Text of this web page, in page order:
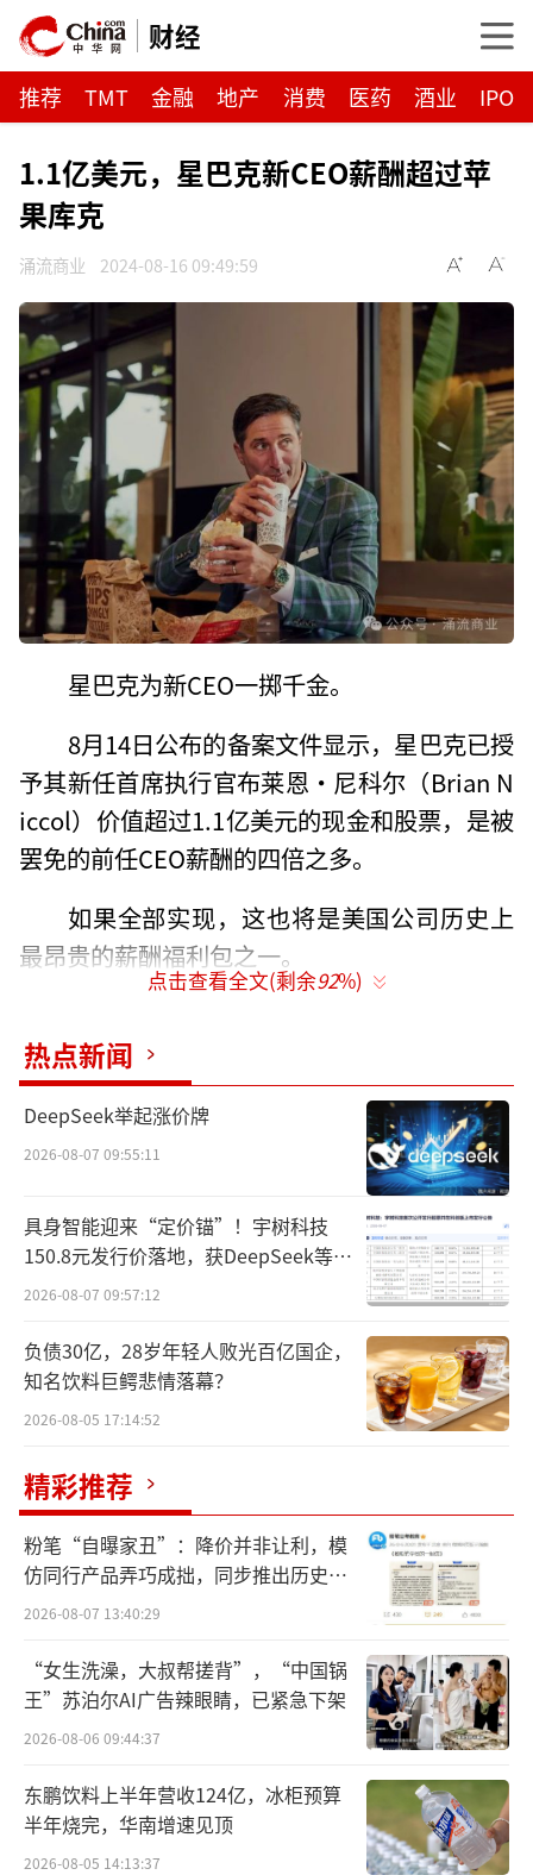
财经
推荐 TMT 金融 地产 消费 医药 酒业 IPO
1.1亿美元，星巴克新CEO薪酬超过苹
果库克
涌流商业 2024-08-16 09:49:59
星巴克为新CEO一掷千金。
8月14日公布的备案文件显示，星巴克已授
予其新任首席执行官布莱恩·尼科尔（Brian N
iccol）价值超过1.1亿美元的现金和股票，是被
罢免的前任CEO薪酬的四倍之多。
如果全部实现，这也将是美国公司历史上
最昂贵的薪酬福利包之一。
1.1亿美元的薪酬超过了苹果CEO库克（6300万
美元），达到与黑石集团苏世民（1.2亿美元）
相近的水平，苏世民在榜单上排名第三。
Niccol和星巴克的合约签署于2024年8月1
1日，文件显示，Niccol将首先获得1000万美元
的签约奖金、7500万美元的股权赠予。这些股
权用以补偿他在原公司Chipotle未获得的奖金
和股票。
未来每一年，Niccol将获得160万美元的基
础年薪，以及价值在360万-720万美元之间的目
标奖金（基本工资的225%-450%），具体多少
取决于业绩表现。
点击查看全文(剩余92%)
热点新闻
DeepSeek举起涨价牌
2026-08-07 09:55:11
具身智能迎来“定价锚”！宇树科技
150.8元发行价落地，获DeepSeek等豪
华战配加持
2026-08-07 09:57:12
负债30亿，28岁年轻人败光百亿国企，
知名饮料巨鳄悲情落幕？
2026-08-05 17:14:52
精彩推荐
粉笔“自曝家丑”：降价并非让利，模
仿同行产品弄巧成拙，同步推出历史学
员退费方案
2026-08-07 13:40:29
“女生洗澡，大叔帮搓背”，“中国锅
王”苏泊尔AI广告辣眼睛，已紧急下架
2026-08-06 09:44:37
东鹏饮料上半年营收124亿，冰柜预算
半年烧完，华南增速见顶
2026-08-05 14:13:37